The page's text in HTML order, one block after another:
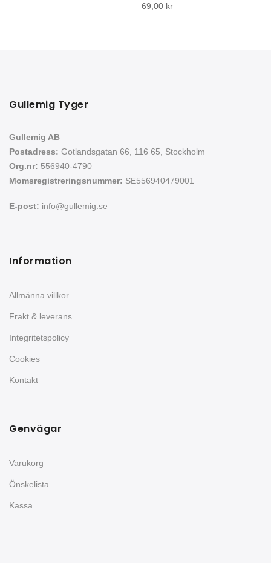
69,00 kr
Gullemig Tyger
Gullemig AB
Postadress: Gotlandsgatan 66, 116 65, Stockholm
Org.nr: 556940-4790
Momsregistreringsnummer: SE556940479001
E-post: info@gullemig.se
Information
Allmänna villkor
Frakt & leverans
Integritetspolicy
Cookies
Kontakt
Genvägar
Varukorg
Önskelista
Kassa